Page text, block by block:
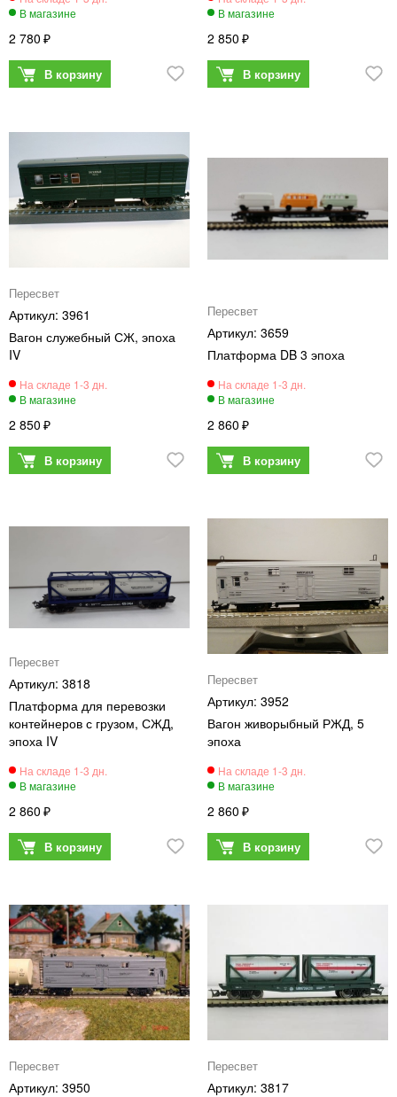
2 780 2 850
Пересвет
3961
Вагон служебный СЖ, эпоха
IV
2 850
Пересвет
3659
Платформа DB 3 эпоха
2 860
Пересвет
3818
Платформа для перевозки
контейнеров с грузом, СЖД,
эпоха IV
2 860
Пересвет
3952
Вагон живорыбный РЖД, 5
эпоха
2 860
Пересвет
3950
Пересвет
3817